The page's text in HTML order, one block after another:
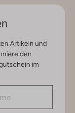
Artikeln und
den
im